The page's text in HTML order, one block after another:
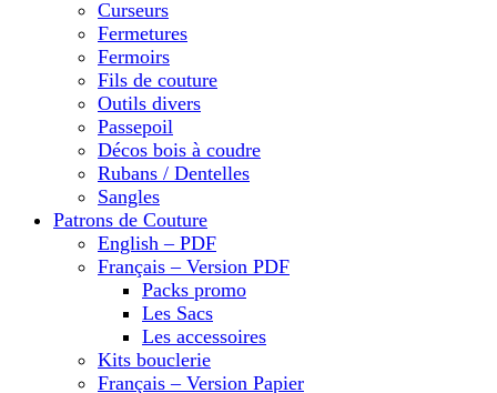
Curseurs
Fermetures
Fermoirs
Fils de couture
Outils divers
Passepoil
Décos bois à coudre
Rubans / Dentelles
Sangles
Patrons de Couture
English – PDF
Français – Version PDF
Packs promo
Les Sacs
Les accessoires
Kits bouclerie
Français – Version Papier